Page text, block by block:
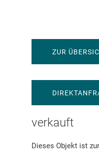
549.000
ZUR
verkauft
Dieses Objekt ist